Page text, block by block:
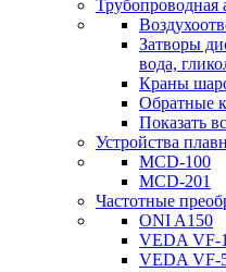
Трубопроводная
Затворы
вода,
Краны
Обратные
Показать
Устройства
MCD-100
MCD-201
Частотные
ONI A150
VEDA VF-
VEDA VF-